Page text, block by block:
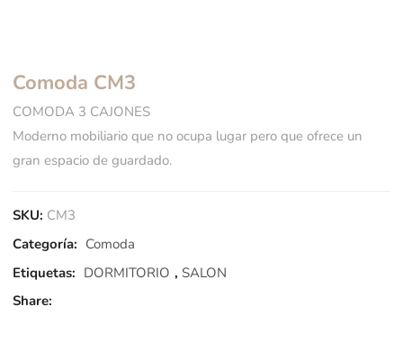
Comoda CM3
COMODA 3 CAJONES
Moderno mobiliario que no ocupa lugar pero que ofrece un
gran espacio de guardado.
SKU: CM3
Categoría: Comoda
Etiquetas: DORMITORIO ,SALON
Share: